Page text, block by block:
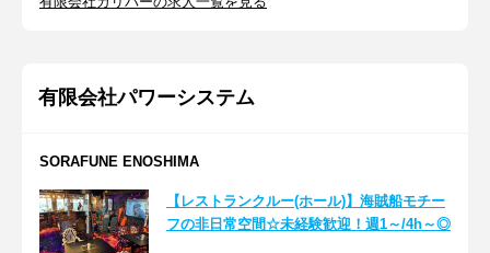
有限会社パワーシステム
SORAFUNE ENOSHIMA
【レストランクルー(ホール)】海賊船モチー
フの非日常空間☆未経験歓迎！週1～/4h～◎